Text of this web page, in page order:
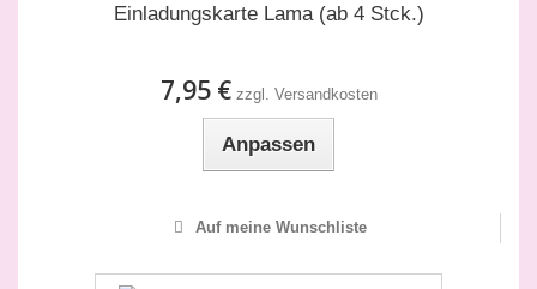
Einladungskarte Lama (ab 4 Stck.)
7,95 € zzgl. Versandkosten
Anpassen
Auf meine Wunschliste